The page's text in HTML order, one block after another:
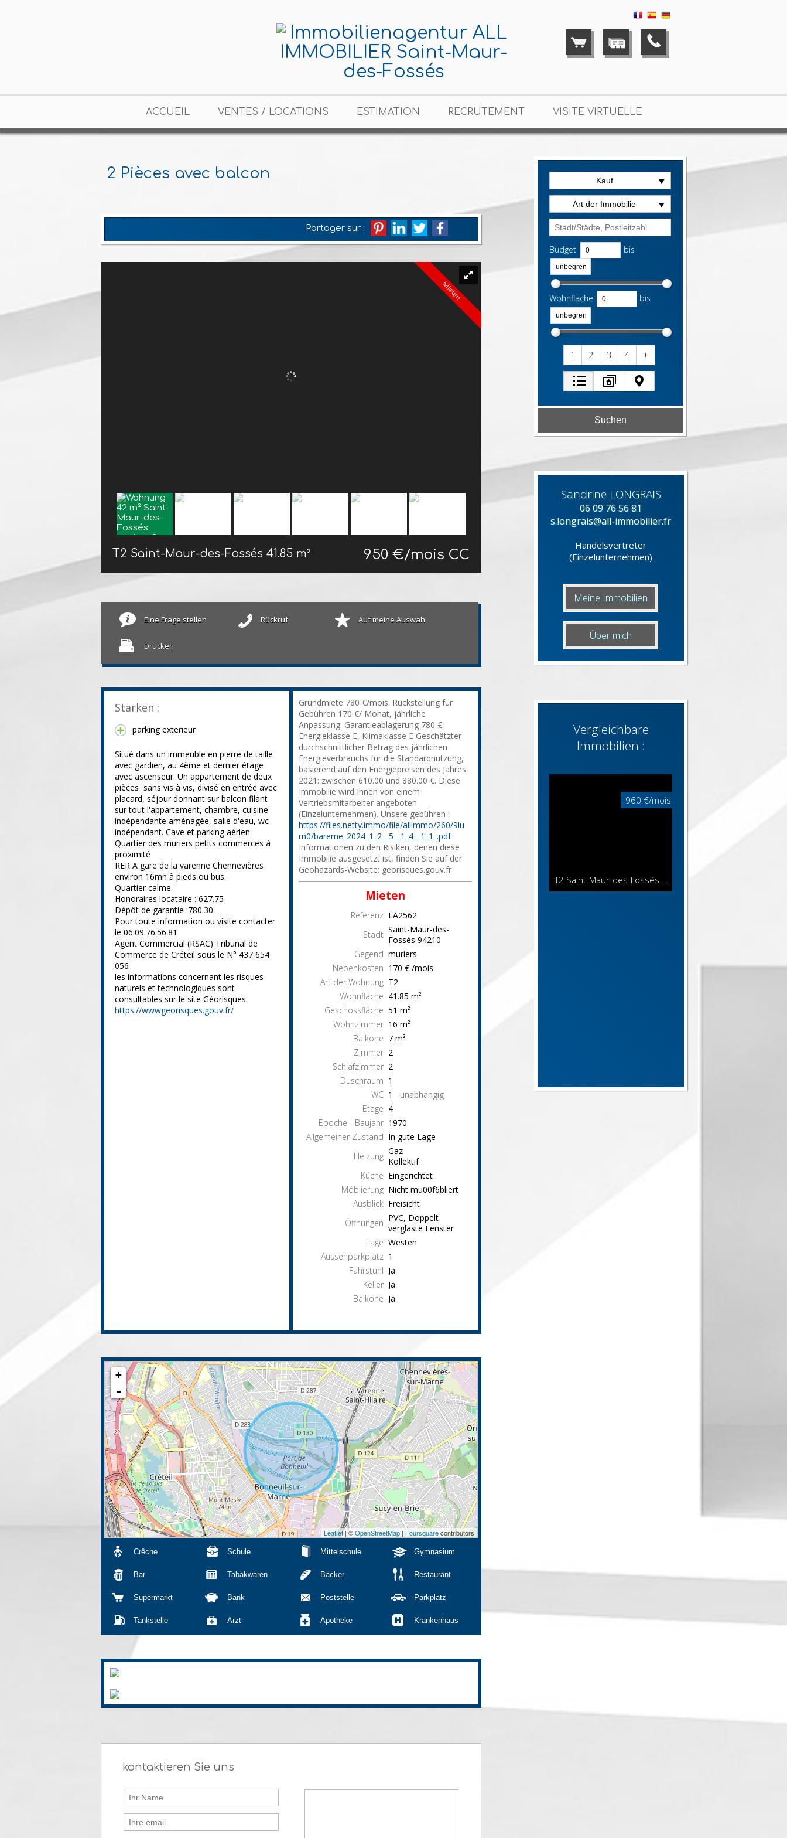
ACCUEIL VENTES / LOCATIONS ESTIMATION RECRUTEMENT VISITE VIRTUELLE
Kauf
Art der Immobilie
Budget bis
Wohnfläche bis
1 2 3 4 +
Sandrine LONGRAIS
06 09 76 56 81
s.longrais@all-immobilier.fr
Handelsvertreter
(Einzelunternehmen)
Meine Immobilien
Über mich
Vergleichbare
Immobilien :
960 €/mois
T2 Saint-Maur-des-Fossés
38.59 m²
2 Pièces avec balcon
Partager sur :
Mieten
T2 Saint-Maur-des-Fossés 41.85 m² 950 €/mois CC
Eine Frage stellen Rückruf Auf meine Auswahl
Drucken
Stärken :
parking exterieur
Situé dans un immeuble en pierre de taille
avec gardien, au 4ème et dernier étage
avec ascenseur. Un appartement de deux
pièces sans vis à vis, divisé en entrée avec
placard, séjour donnant sur balcon filant
sur tout l'appartement, chambre, cuisine
indépendante aménagée, salle d'eau, wc
indépendant. Cave et parking aérien.
Quartier des muriers petits commerces à
proximité
RER A gare de la varenne Chennevières
environ 16mn à pieds ou bus.
Quartier calme.
Honoraires locataire : 627.75
Dépôt de garantie :780.30
Pour toute information ou visite contacter
le 06.09.76.56.81
Agent Commercial (RSAC) Tribunal de
Commerce de Créteil sous le N° 437 654
056
les informations concernant les risques
naturels et technologiques sont
consultables sur le site Géorisques
https://wwwgeorisques.gouv.fr/
Grundmiete 780 €/mois. Rückstellung für
Gebühren 170 €/ Monat, jährliche
Anpassung. Garantieablagerung 780 €.
Energieklasse E, Klimaklasse E Geschätzter
durchschnittlicher Betrag des jährlichen
Energieverbrauchs für die Standardnutzung,
basierend auf den Energiepreisen des Jahres
2021: zwischen 610.00 und 880.00 €. Diese
Immobilie wird Ihnen von einem
Vertriebsmitarbeiter angeboten
(Einzelunternehmen). Unsere gebühren :
https://files.netty.immo/file/allimmo/260/9lu
m0/bareme_2024_1_2__5__1_4__1_1_.pdf
Informationen zu den Risiken, denen diese
Immobilie ausgesetzt ist, finden Sie auf der
Geohazards-Website: georisques.gouv.fr
Mieten
Referenz LA2562
Stadt Saint-Maur-des-
Fossés 94210
Gegend muriers
Nebenkosten 170 € /mois
Art der Wohnung T2
Wohnfläche 41.85 m²
Geschossfläche 51 m²
Wohnzimmer 16 m²
Balkone 7 m²
Zimmer 2
Schlafzimmer 2
Duschraum 1
WC 1 unabhängig
Etage 4
Epoche - Baujahr 1970
Allgemeiner Zustand In gute Lage
Heizung Gaz
Kollektif
Küche Eingerichtet
Möblierung Nicht mu00f6bliert
Ausblick Freisicht
Öffnungen PVC, Doppelt
verglaste Fenster
Lage Westen
Aussenparkplatz 1
Fahrstuhl Ja
Keller Ja
Balkone Ja
+
-
Leaflet| ©OpenStreetMap | Foursquarecontributors
Crêche Schule Mittelschule Gymnasium
Bar Tabakwaren Bäcker Restaurant
Supermarkt Bank Poststelle Parkplatz
Tankstelle Arzt Apotheke Krankenhaus
kontaktieren Sie uns